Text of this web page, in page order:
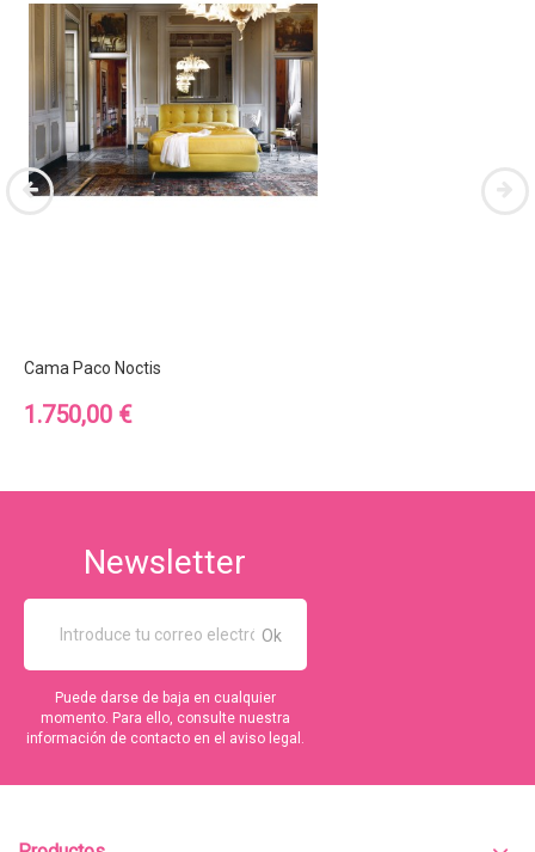
Cama Paco Noctis
Precio
1.750,00 €
Newsletter
Puede darse de baja en cualquier
momento. Para ello, consulte nuestra
información de contacto en el aviso legal.